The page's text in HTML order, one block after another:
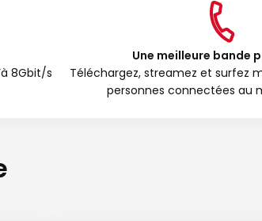
8Gbit/s
Une meilleure bande
Téléchargez, streamez et surfez
personnes connectées au